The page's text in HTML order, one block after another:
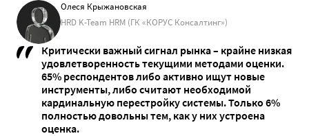
Олеся Крыжановская
HRD K-Team HRM (ГК «КОРУС Консалтинг»)
Критически важный сигнал рынка – крайне низкая
удовлетворенность текущими методами оценки.
65% респондентов либо активно ищут новые
инструменты, либо считают необходимой
кардинальную перестройку системы. Только 6%
полностью довольны тем, как у них устроена
оценка.